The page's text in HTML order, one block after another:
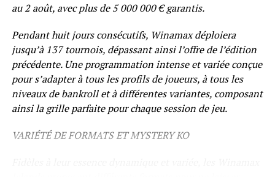
– Transport A/R depuis la France métropolitaine : aller le
– Week-end à choisir entre septembre 2010 et mai 2011
(week-end avec match du PSG à domicile exclus) selon la
disponibilité des joueurs du Team Winamax.
Chaque dimanche, un lot différent : une surprise quoi !
Ce prix sera connu chaque jeudi.
au 2 août, avec plus de 5 000 000 € garantis.
Pendant huit jours consécutifs, Winamax déploiera
jusqu’à 137 tournois, dépassant ainsi l’offre de l’édition
précédente. Une programmation intense et variée conçue
pour s’adapter à tous les profils de joueurs, à tous les
niveaux de bankroll et à différentes variantes, composant
ainsi la grille parfaite pour chaque session de jeu.
VARIÉTÉ DE FORMATS ET MYSTERY KO